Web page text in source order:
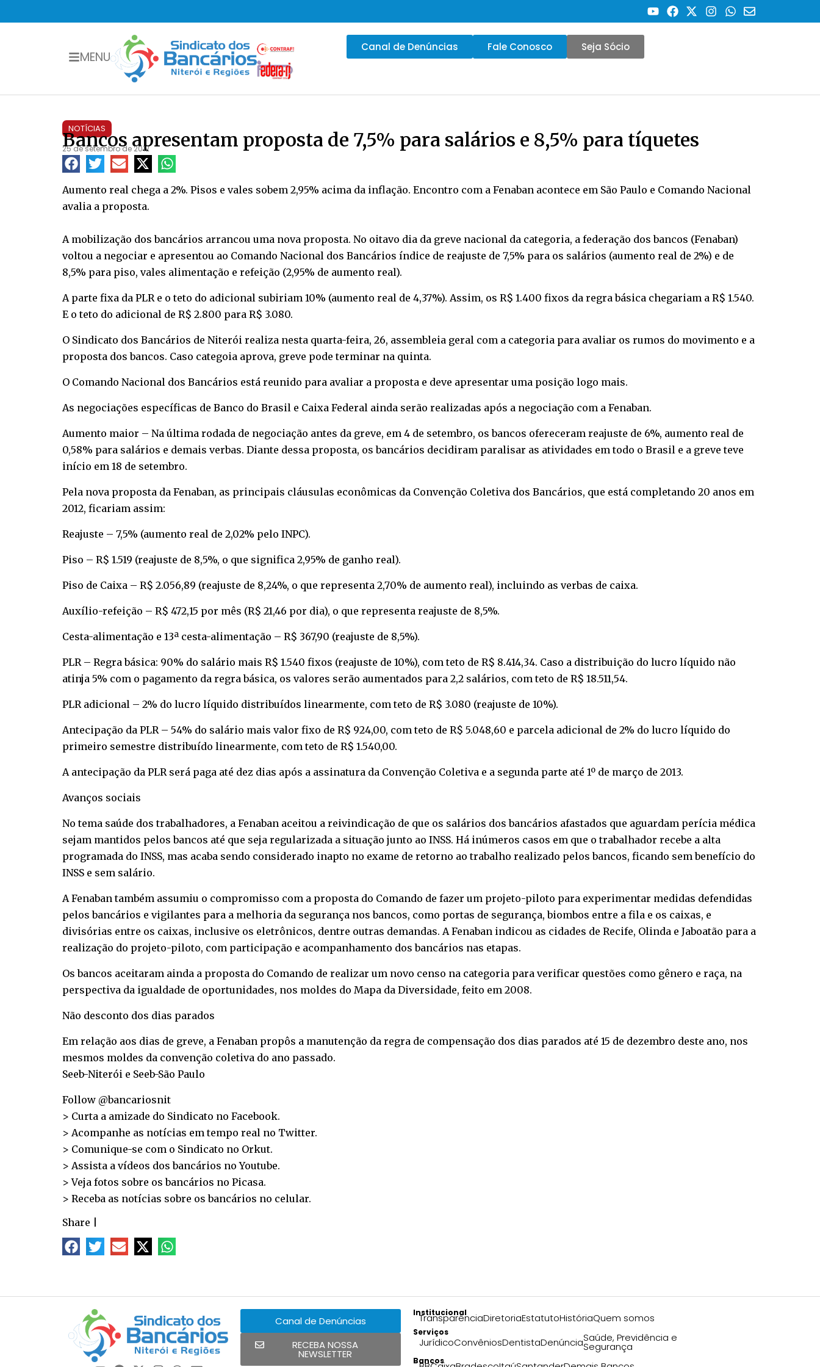
MENU
Canal de Denúncias Fale Conosco Seja Sócio
NOTÍCIAS
Bancos apresentam proposta de 7,5% para salários e 8,5% para tíquetes
25 de setembro de 2012
Aumento real chega a 2%. Pisos e vales sobem 2,95% acima da inflação. Encontro com a Fenaban acontece em São Paulo e Comando Nacional
avalia a proposta.
A mobilização dos bancários arrancou uma nova proposta. No oitavo dia da greve nacional da categoria, a federação dos bancos (Fenaban)
voltou a negociar e apresentou ao Comando Nacional dos Bancários índice de reajuste de 7,5% para os salários (aumento real de 2%) e de
8,5% para piso, vales alimentação e refeição (2,95% de aumento real).
A parte fixa da PLR e o teto do adicional subiriam 10% (aumento real de 4,37%). Assim, os R$ 1.400 fixos da regra básica chegariam a R$ 1.540.
E o teto do adicional de R$ 2.800 para R$ 3.080.
O Sindicato dos Bancários de Niterói realiza nesta quarta-feira, 26, assembleia geral com a categoria para avaliar os rumos do movimento e a
proposta dos bancos. Caso categoia aprova, greve pode terminar na quinta.
O Comando Nacional dos Bancários está reunido para avaliar a proposta e deve apresentar uma posição logo mais.
As negociações específicas de Banco do Brasil e Caixa Federal ainda serão realizadas após a negociação com a Fenaban.
Aumento maior – Na última rodada de negociação antes da greve, em 4 de setembro, os bancos ofereceram reajuste de 6%, aumento real de
0,58% para salários e demais verbas. Diante dessa proposta, os bancários decidiram paralisar as atividades em todo o Brasil e a greve teve
início em 18 de setembro.
Pela nova proposta da Fenaban, as principais cláusulas econômicas da Convenção Coletiva dos Bancários, que está completando 20 anos em
2012, ficariam assim:
Reajuste – 7,5% (aumento real de 2,02% pelo INPC).
Piso – R$ 1.519 (reajuste de 8,5%, o que significa 2,95% de ganho real).
Piso de Caixa – R$ 2.056,89 (reajuste de 8,24%, o que representa 2,70% de aumento real), incluindo as verbas de caixa.
Auxílio-refeição – R$ 472,15 por mês (R$ 21,46 por dia), o que representa reajuste de 8,5%.
Cesta-alimentação e 13ª cesta-alimentação – R$ 367,90 (reajuste de 8,5%).
PLR – Regra básica: 90% do salário mais R$ 1.540 fixos (reajuste de 10%), com teto de R$ 8.414,34. Caso a distribuição do lucro líquido não
atinja 5% com o pagamento da regra básica, os valores serão aumentados para 2,2 salários, com teto de R$ 18.511,54.
PLR adicional – 2% do lucro líquido distribuídos linearmente, com teto de R$ 3.080 (reajuste de 10%).
Antecipação da PLR – 54% do salário mais valor fixo de R$ 924,00, com teto de R$ 5.048,60 e parcela adicional de 2% do lucro líquido do
primeiro semestre distribuído linearmente, com teto de R$ 1.540,00.
A antecipação da PLR será paga até dez dias após a assinatura da Convenção Coletiva e a segunda parte até 1º de março de 2013.
Avanços sociais
No tema saúde dos trabalhadores, a Fenaban aceitou a reivindicação de que os salários dos bancários afastados que aguardam perícia médica
sejam mantidos pelos bancos até que seja regularizada a situação junto ao INSS. Há inúmeros casos em que o trabalhador recebe a alta
programada do INSS, mas acaba sendo considerado inapto no exame de retorno ao trabalho realizado pelos bancos, ficando sem benefício do
INSS e sem salário.
A Fenaban também assumiu o compromisso com a proposta do Comando de fazer um projeto-piloto para experimentar medidas defendidas
pelos bancários e vigilantes para a melhoria da segurança nos bancos, como portas de segurança, biombos entre a fila e os caixas, e
divisórias entre os caixas, inclusive os eletrônicos, dentre outras demandas. A Fenaban indicou as cidades de Recife, Olinda e Jaboatão para a
realização do projeto-piloto, com participação e acompanhamento dos bancários nas etapas.
Os bancos aceitaram ainda a proposta do Comando de realizar um novo censo na categoria para verificar questões como gênero e raça, na
perspectiva da igualdade de oportunidades, nos moldes do Mapa da Diversidade, feito em 2008.
Não desconto dos dias parados
Em relação aos dias de greve, a Fenaban propôs a manutenção da regra de compensação dos dias parados até 15 de dezembro deste ano, nos
mesmos moldes da convenção coletiva do ano passado.
Seeb-Niterói e Seeb-São Paulo
Follow @bancariosnit
> Curta a amizade do Sindicato no Facebook.
> Acompanhe as notícias em tempo real no Twitter.
> Comunique-se com o Sindicato no Orkut.
> Assista a vídeos dos bancários noYoutube.
> Veja fotos sobre os bancários no Picasa.
> Receba as notícias sobre os bancários no celular.
Share
Canal de Denúncias
RECEBA NOSSA
NEWSLETTER
Institucional
TransparênciaDiretoriaEstatutoHistóriaQuem somos
Serviços
JurídicoConvêniosDentistaDenúnciaSaúde, Previdência e
Segurança
Bancos